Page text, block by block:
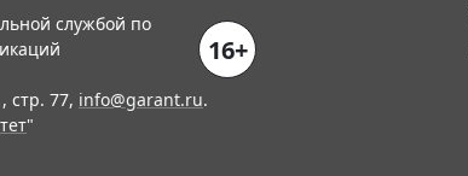
службой по
16+
стр. 77, info@garant.ru.
"